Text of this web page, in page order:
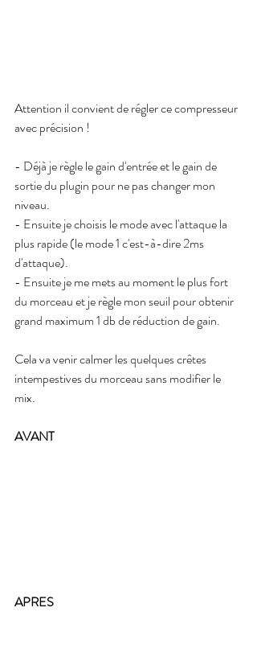
Attention il convient de régler ce compresseur
avec précision !
- Déjà je règle le gain d'entrée et le gain de
sortie du plugin pour ne pas changer mon
niveau.
- Ensuite je choisis le mode avec l'attaque la
plus rapide (le mode 1 c'est-à-dire 2ms
d'attaque).
- Ensuite je me mets au moment le plus fort
du morceau et je règle mon seuil pour obtenir
grand maximum 1 db de réduction de gain.
Cela va venir calmer les quelques crêtes
intempestives du morceau sans modifier le
mix.
AVANT
APRES